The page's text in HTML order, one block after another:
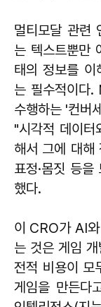
멀티모달 관련
는 텍스트뿐만
태의 정보를 이
는 필수적이다
수행하는 '컨버
"시각적 데이
해서 그에 대해
표정·몸짓 등
했다.
이 CRO가 AI
는 것은 게임
전적 비용이 모
게임을 만든다